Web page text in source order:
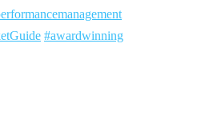
#awardwinning